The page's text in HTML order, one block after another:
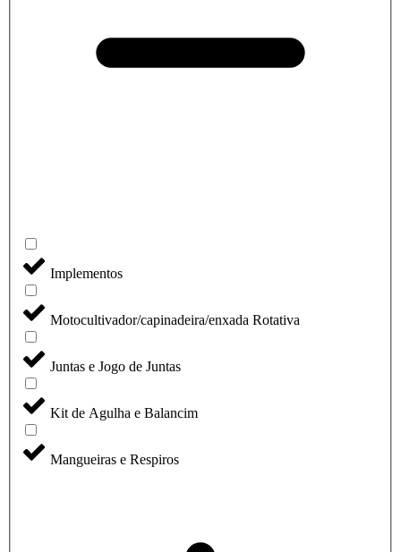
Implementos
Motocultivador/capinadeira/enxada Rotativa
Juntas e Jogo de Juntas
Kit de Agulha e Balancim
Mangueiras e Respiros